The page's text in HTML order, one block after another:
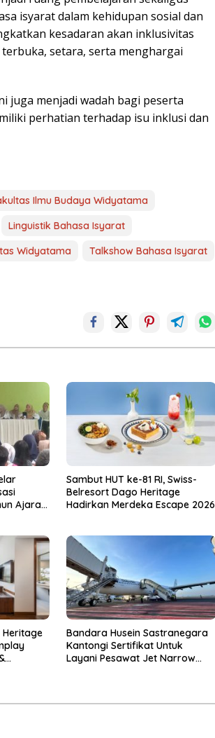
isyarat dalam kehidupan sosial dan
kesadaran akan inklusivitas
setara, serta menghargai
juga menjadi wadah bagi peserta
perhatian terhadap isu inklusi dan
Ilmu Budaya Widyatama
Linguistik Bahasa Isyarat
Widyatama
Talkshow Bahasa Isyarat
Ajaran
Sambut HUT ke-81 RI, Swiss-
Belresort Dago Heritage
Hadirkan Merdeka Escape 2026
Heritage
Bandara Husein Sastranegara
Kantongi Sertifikat Untuk
Layani Pesawat Jet Narrow